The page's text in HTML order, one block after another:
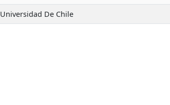
Universidad De Chile